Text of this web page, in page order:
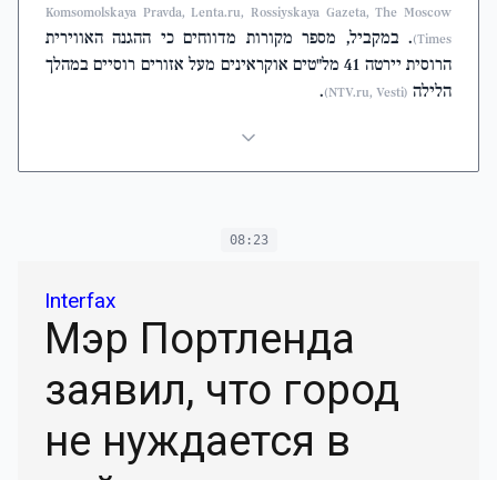
Komsomolskaya Pravda, Lenta.ru, Rossiyskaya Gazeta, The Moscow
Times) . במקביל, מספר מקורות מדווחים כי ההגנה האווירית
הרוסית יירטה 41 מל"טים אוקראינים מעל אזורים רוסיים במהלך
הלילה (NTV.ru, Vesti)
.
08:23
Interfax
Мэр Портленда
заявил, что город
не нуждается в